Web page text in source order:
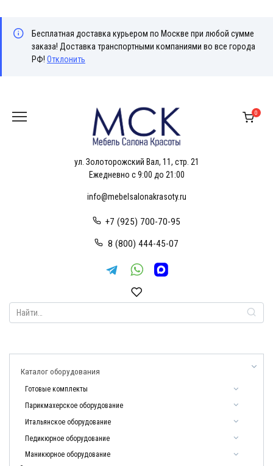
Бесплатная доставка курьером по Москве при любой сумме
заказа! Доставка транспортными компаниями во все города
РФ! Отклонить
содержанию
ул. Золоторожский Вал, 11, стр. 21
Ежедневно с 9:00 до 21:00
info@mebelsalonakrasoty.ru
+7 (925) 700-70-95
8 (800) 444-45-07
0
Search
for:
Каталог оборудования
Готовые комплекты
Парикмахерское оборудование
Итальянское оборудование
Педикюрное оборудование
Маникюрное оборудование